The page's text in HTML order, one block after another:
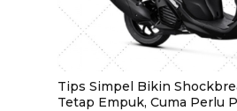
Tips Simpel Bikin
Tetap Empuk, Cuma Perlu